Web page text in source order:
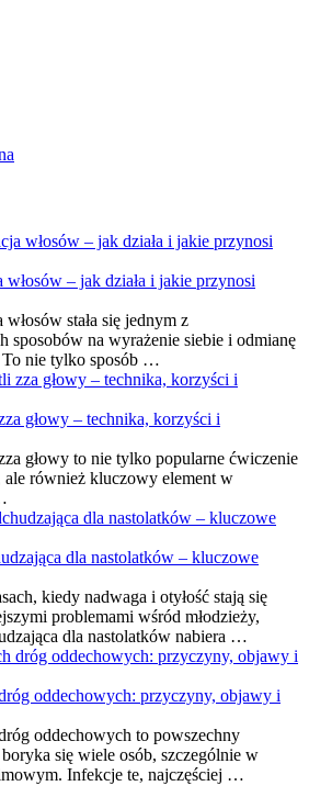
włosów – jak działa i jakie przynosi
stała się jednym z
sposobów na wyrażenie siebie i odmianę
nie tylko sposób …
głowy – technika, korzyści i
głowy to nie tylko popularne ćwiczenie
ale również kluczowy element w
dla nastolatków – kluczowe
kiedy nadwaga i otyłość stają się
problemami wśród młodzieży,
dla nastolatków nabiera …
oddechowych: przyczyny, objawy i
oddechowych to powszechny
się wiele osób, szczególnie w
Infekcje te, najczęściej …